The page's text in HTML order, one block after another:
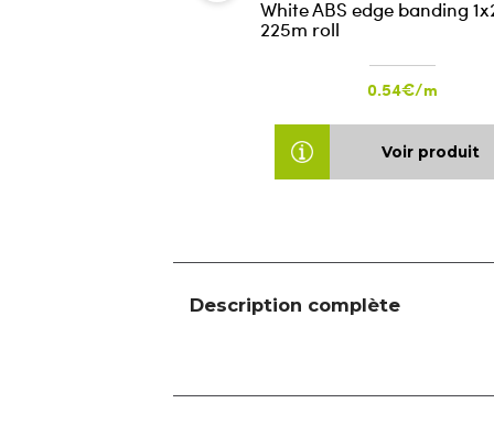
White ABS edge banding
225m roll
0.54€/m
Voir produit
Description complète